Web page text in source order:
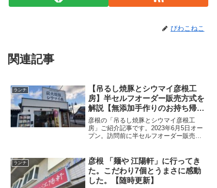
びわこねこ
関連記事
ランチ
【吊るし焼豚とシウマイ彦根工
房】半セルフオーダー販売方式を
解説【無添加手作りのお持ち帰り
弁当専門店】
彦根の「吊るし焼豚とシウマイ彦根工
房」ご紹介記事です。2023年6月5日オー
プン。訪問前に半セルフオーダー販売方
ベルロード沿いのお店です。ドラッグ
コスモスの横にちょこ...
ランチ
彦根 「麺や 江陽軒」に行ってき
た。こだわり7個とうまさに感動
した。【随時更新】